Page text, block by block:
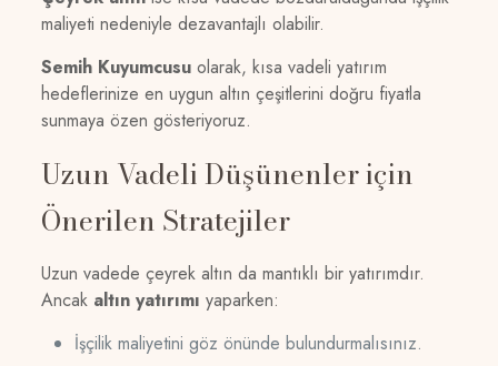
maliyeti nedeniyle dezavantajlı olabilir.
Semih Kuyumcusuolarak, kısa vadeli yatırım
hedeflerinize en uygun altın çeşitlerini doğru fiyatla
sunmaya özen gösteriyoruz.
Uzun Vadeli Düşünenler için
Önerilen Stratejiler
Uzun vadede çeyrek altın da mantıklı bir yatırımdır.
Ancak altın yatırımı yaparken:
İşçilik maliyetini göz önünde bulundurmalısınız.